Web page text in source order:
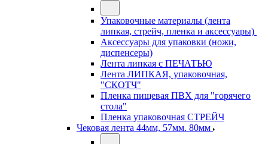
Упаковочные материалы (лента
липкая, стрейч, пленка и аксессуары)
Аксессуары для упаковки (ножи,
диспенсеры)
Лента липкая с ПЕЧАТЬЮ
Лента ЛИПКАЯ, упаковочная,
"СКОТЧ"
Пленка пищевая ПВХ для "горячего
стола"
Пленка упаковочная СТРЕЙЧ
Чековая лента 44мм, 57мм. 80мм